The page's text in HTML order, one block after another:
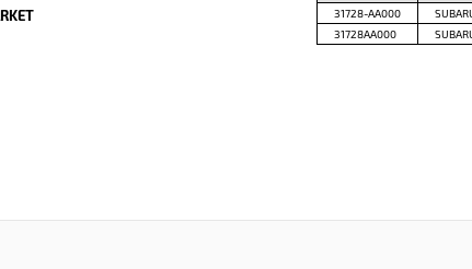
31728-AA000
31728AA000